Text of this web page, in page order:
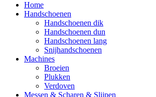
Home
Handschoenen
Handschoenen dik
Handschoenen dun
Handschoenen lang
Snijhandschoenen
Machines
Broeien
Plukken
Verdoven
Messen & Scharen & Slijpen